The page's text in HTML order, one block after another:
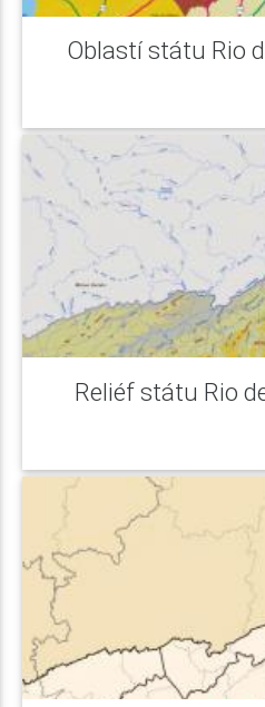
Oblastí státu Rio
Reliéf státu Rio